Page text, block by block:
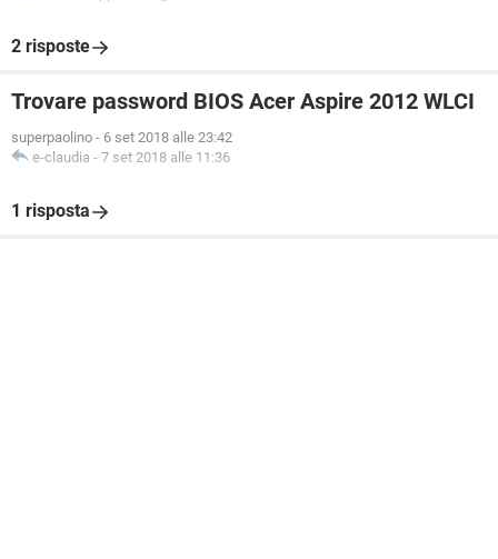
2 risposte
Trovare password BIOS Acer Aspire 2012 WLCI
superpaolino - 6 set 2018 alle 23:42
e-claudia - 7 set 2018 alle 11:36
1 risposta